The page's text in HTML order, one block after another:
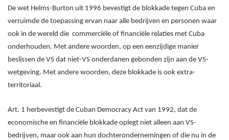
De wet Helms-Burton uit 1996 bevestigt de blokkade tegen Cuba en
verruimde de toepassing ervan naar alle bedrijven en personen waar
ook in de wereld die commerciële of financiële relaties met Cuba
onderhouden. Met andere woorden, op een eenzijdige manier
beslissen de VS dat niet-VS onderdanen gebonden zijn aan de VS-
wetgeving. Met andere woorden, deze blokkade is ook extra-
territoriaal.
Art. 1 herbevestigt de Cuban Democracy Act van 1992, dat de
economische en financiële blokkade oplegt niet alleen aan VS-
bedrijven, maar ook aan hun dochterondernemingen of die nu in de